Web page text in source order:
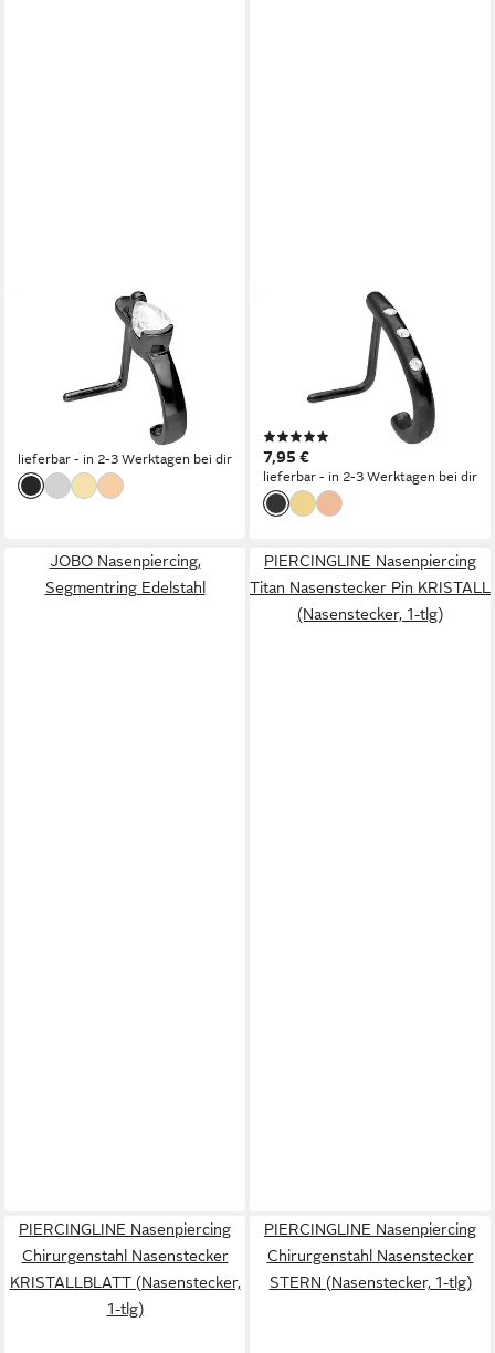
Nasenpiercing Chirurgenstahl
KRISTALLTROPFEN
(Nasenstecker, 1-tlg)
lieferbar - in 2-3 Werktagen bei dir
Nasenpiercing Chirurgenstahl
Nasenstecker RUNDES
DESIGN + DREI KRISTALLE
(Nasenstecker, 1-tlg)
7,95 €
lieferbar - in 2-3 Werktagen bei dir
JOBO Nasenpiercing,
Segmentring Edelstahl
PIERCINGLINE Nasenpiercing
Titan Nasenstecker Pin KRISTALL
(Nasenstecker, 1-tlg)
PIERCINGLINE Nasenpiercing
Chirurgenstahl Nasenstecker
KRISTALLBLATT (Nasenstecker,
1-tlg)
PIERCINGLINE Nasenpiercing
Chirurgenstahl Nasenstecker
STERN (Nasenstecker, 1-tlg)